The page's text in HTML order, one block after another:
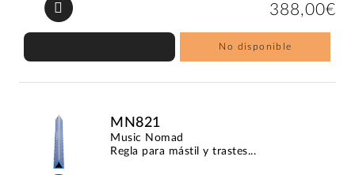
388,00€
No disponible
MN821
Music Nomad
Regla para mástil y trastes...